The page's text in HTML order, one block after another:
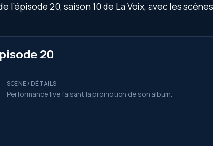
20, saison 10 de La Voix, avec les
20
SCÈNE / DÉTAILS
Performance live faisant la promotion de son album.